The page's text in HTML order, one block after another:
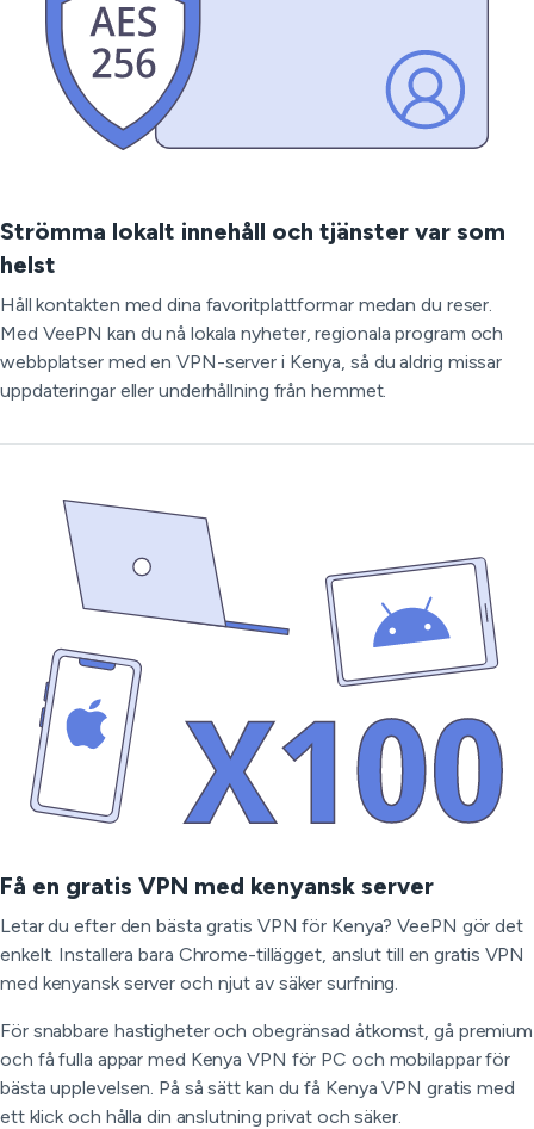
Strömma lokalt innehåll och tjänster var som
helst
Håll kontakten med dina favoritplattformar medan du reser.
Med VeePN kan du nå lokala nyheter, regionala program och
webbplatser med en VPN-server i Kenya, så du aldrig missar
uppdateringar eller underhållning från hemmet.
Få en gratis VPN med kenyansk server
Letar du efter den bästa gratis VPN för Kenya? VeePN gör det
enkelt. Installera bara Chrome-tillägget, anslut till en gratis VPN
med kenyansk server och njut av säker surfning.
För snabbare hastigheter och obegränsad åtkomst, gå premium
och få fulla appar med Kenya VPN för PC och mobilappar för
bästa upplevelsen. På så sätt kan du få Kenya VPN gratis med
ett klick och hålla din anslutning privat och säker.